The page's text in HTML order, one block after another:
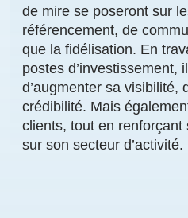
de mire se poseront sur
référencement, de
que la fidélisation. En
postes d’investissement,
d’augmenter sa visibilité,
crédibilité. Mais
clients, tout en
sur son secteur d’activité.